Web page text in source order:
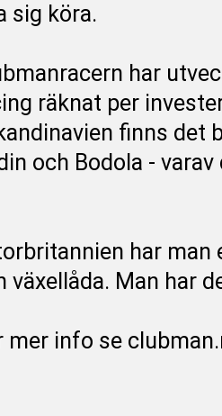
sig köra.
har
räknat per
finns
och Bodola -
har
växellåda. Man har
mer info se